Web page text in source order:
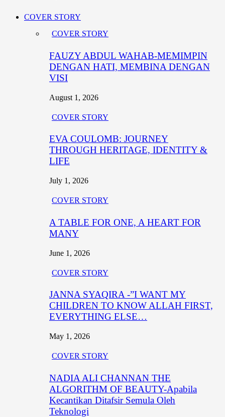
COVER STORY
COVER STORY
FAUZY ABDUL WAHAB-MEMIMPIN
DENGAN HATI, MEMBINA DENGAN
VISI
August 1, 2026
COVER STORY
EVA COULOMB: JOURNEY
THROUGH HERITAGE, IDENTITY &
LIFE
July 1, 2026
COVER STORY
A TABLE FOR ONE, A HEART FOR
MANY
June 1, 2026
COVER STORY
JANNA SYAQIRA -”I WANT MY
CHILDREN TO KNOW ALLAH FIRST,
EVERYTHING ELSE…
May 1, 2026
COVER STORY
NADIA ALI CHANNAN THE
ALGORITHM OF BEAUTY-Apabila
Kecantikan Ditafsir Semula Oleh
Teknologi